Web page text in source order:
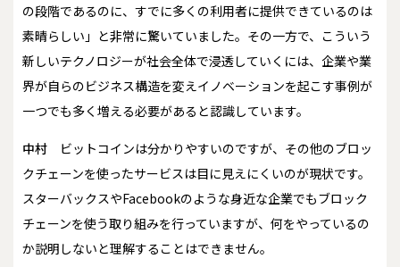
の段階であるのに、すでに多くの利用者に提供できているのは
素晴らしい」と非常に驚いていました。その一方で、こういう
新しいテクノロジーが社会全体で浸透していくには、企業や業
界が自らのビジネス構造を変えイノベーションを起こす事例が
一つでも多く増える必要があると認識しています。
中村 ビットコインは分かりやすいのですが、その他のブロッ
クチェーンを使ったサービスは目に見えにくいのが現状です。
スターバックスやFacebookのような身近な企業でもブロック
チェーンを使う取り組みを行っていますが、何をやっているの
か説明しないと理解することはできません。